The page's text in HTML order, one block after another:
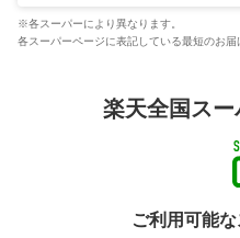
※各スーパーにより異なります。
各スーパーページに表記している最短のお届
楽天全国ス
ご利用可能